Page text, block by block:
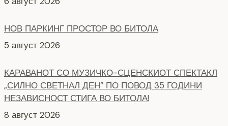
„СИЛНО СВЕТНАЛ ДЕН” ПО ПОВОД 35 ГОДИНИ
НЕЗАВИСНОСТ СТИГА ВО БИТОЛА!
СЕ АСФАЛТИРААТ УШТЕ ДВЕ УЛИЦИ КАЈ
ЗДРАВСТВEНИОТ ДОМ
7 август 2026